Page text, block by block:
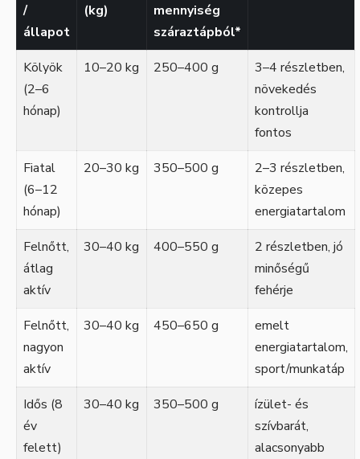
/
állapot
(kg)
mennyiség
száraztápból*
Kölyök
(2–6
hónap)
10–20 kg 250–400 g
3–4 részletben,
növekedés
kontrollja
fontos
Fiatal
(6–12
hónap)
20–30 kg 350–500 g
2–3 részletben,
közepes
energiatartalom
Felnőtt,
átlag
aktív
30–40 kg 400–550 g
2 részletben, jó
minőségű
fehérje
Felnőtt,
nagyon
aktív
30–40 kg 450–650 g
emelt
energiatartalom,
sport/munkatáp
Idős (8
év
felett)
30–40 kg 350–500 g
ízület- és
szívbarát,
alacsonyabb